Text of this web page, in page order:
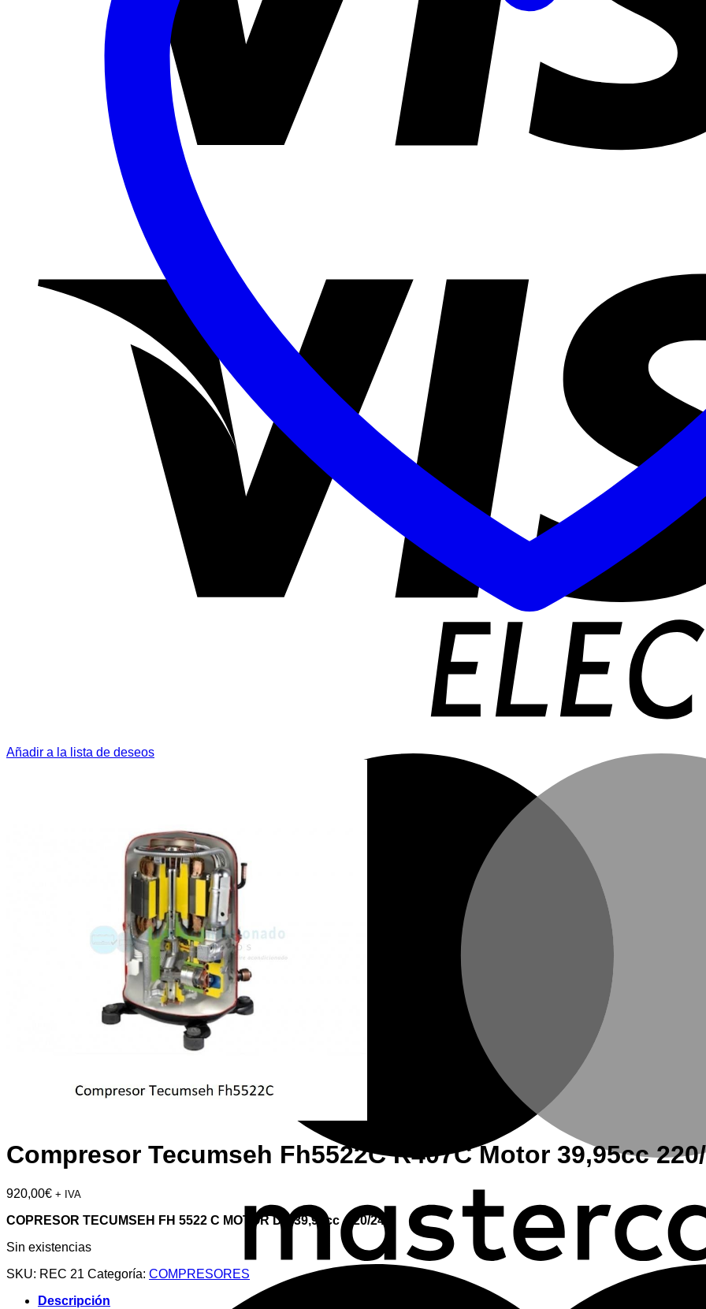
Añadir a la lista de deseos
Compresor Tecumseh Fh5522C R407C Motor 39,95cc
920,00€ + IVA
COPRESOR TECUMSEH FH 5522 C MOTOR DE 39,95cc 220/240.
Sin existencias
SKU: REC 21 Categoría: COMPRESORES
Descripción